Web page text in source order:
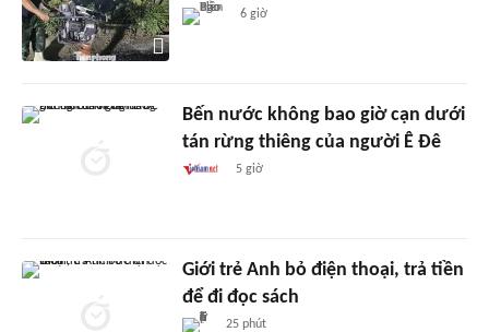
6 giờ
Bến nước không bao giờ cạn dưới
tán rừng thiêng của người Ê Đê
5 giờ
Giới trẻ Anh bỏ điện thoại, trả tiền
để đi đọc sách
25 phút